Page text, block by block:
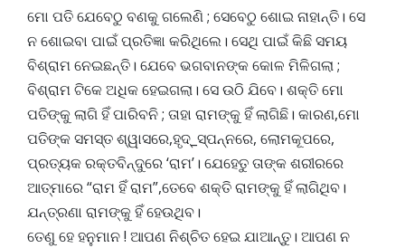
ମୋ ପତି ଯେବେଠୁ ବଣକୁ ଗଲେଣି ; ସେବେଠୁ ଶୋଇ ନାହାନ୍ତି। ସେ
ନ ଶୋଇବା ପାଇଁ ପ୍ରତିଜ୍ଞା କରିଥିଲେ। ସେଥି ପାଇଁ କିଛି ସମୟ
ବିଶ୍ରାମ ନେଇଛନ୍ତି। ଯେବେ ଭଗବାନଙ୍କ କୋଳ ମିଳିଗଲା ;
ବିଶ୍ରାମ ଟିକେ ଅଧିକ ହେଇଗଲା। ସେ ଉଠି ଯିବେ। ଶକ୍ତି ମୋ
ପତିଙ୍କୁ ଲାଗି ହିଁ ପାରିବନି ; ତାହା ରାମଙ୍କୁ ହିଁ ଲାଗିଛି। କାରଣ,ମୋ
ପତିଙ୍କ ସମସ୍ତ ଶ୍ୱାସରେ,ହୃଦ୍_ସ୍ପନ୍ନରେ, ଲୋମକୂପରେ,
ପ୍ରତ୍ୟକ ରକ୍ତବିନ୍ଦୁରେ ‘ରାମ’। ଯେହେତୁ ତାଙ୍କ ଶରୀରରେ
ଆତ୍ମାରେ “ରାମ ହିଁ ରାମ”,ତେବେ ଶକ୍ତି ରାମଙ୍କୁ ହିଁ ଲାଗିଥିବ।
ଯନ୍ତ୍ରଣା ରାମଙ୍କୁ ହିଁ ହେଉଥିବ।
ତେଣୁ ହେ ହନୁମାନ ! ଆପଣ ନିଶ୍ଚିତ ହେଇ ଯାଆନ୍ତୁ। ଆପଣ ନ